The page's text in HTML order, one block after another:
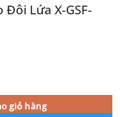
Đôi Lứa X-GSF-
GSF-002 số lượng
giỏ hàng